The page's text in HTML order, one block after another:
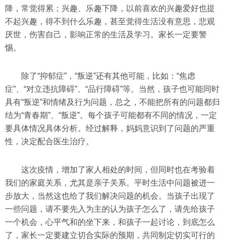
降，常觉得累；兴趣、乐趣下降，以前喜欢的兴趣爱好也提
不起兴趣，得不到什么乐趣，甚至觉得生活没有意思，悲观
厌世，伤害自己，影响正常的生活及学习。家长一定要警
惕。
除了“抑郁症”，“叛逆”还有其他可能，比如：“焦虑
症”、“对立违抗障碍”、“品行障碍”等。当然，孩子也可能同时
具有“叛逆”和情绪及行为问题，总之，不能把所有的问题都归
结为“青春期”、“叛逆”。每个孩子可能都有不同的情况，一定
要具体情况具体分析。经过解释，妈妈意识到了问题的严重
性，决定配合医生治疗。
这次疫情，增加了家人相处的时间，但同时也在考验着
我们的家庭关系，尤其是亲子关系。平时生活中问题被进一
步放大，当然这也给了我们解决问题的机会。当孩子出现了
一些问题，请不要先入为主的认为孩子怎么了，请先给孩子
一个机会，心平气和的坐下来，和孩子一起讨论，到底怎么
了，家长一定要建立切合实际的预期，共同制定切实可行的